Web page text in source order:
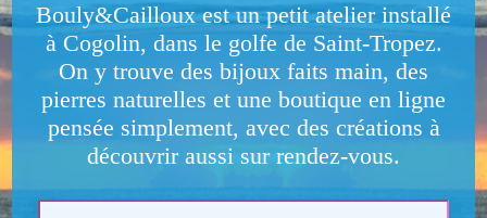
Bouly&Cailloux est un petit atelier installé
à Cogolin, dans le golfe de Saint-Tropez.
On y trouve des bijoux faits main, des
pierres naturelles et une boutique en ligne
pensée simplement, avec des créations à
découvrir aussi sur rendez-vous.